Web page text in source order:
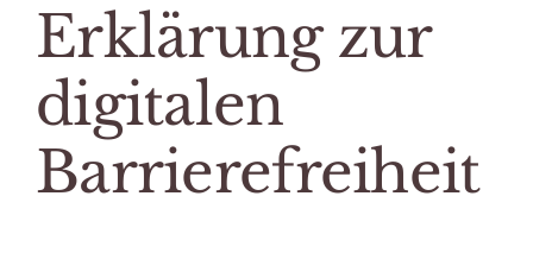
Erklärung zur
digitalen
Barrierefreiheit